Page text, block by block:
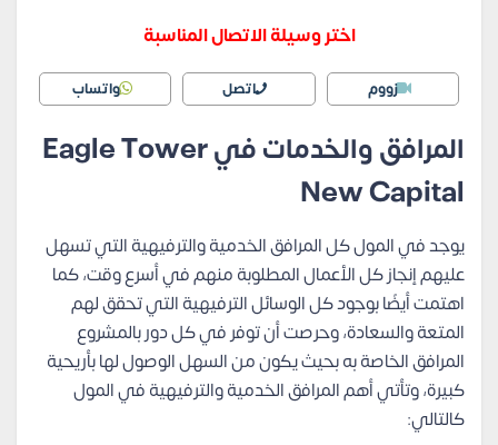
اختر وسيلة الاتصال المناسبة
زووم اتصل واتساب
المرافق والخدمات في Eagle Tower
New Capital
يوجد في المول كل المرافق الخدمية والترفيهية التي تسهل
عليهم إنجاز كل الأعمال المطلوبة منهم في أسرع وقت، كما
اهتمت أيضًا بوجود كل الوسائل الترفيهية التي تحقق لهم
المتعة والسعادة، وحرصت أن توفر في كل دور بالمشروع
المرافق الخاصة به بحيث يكون من السهل الوصول لها بأريحية
كبيرة، وتأتي أهم المرافق الخدمية والترفيهية في المول
كالتالي: